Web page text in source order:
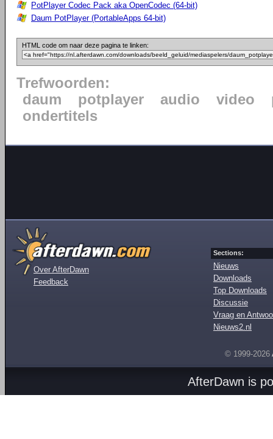
PotPlayer Codec Pack aka OpenCodec (64-bit)
Daum PotPlayer (PortableApps 64-bit)
HTML code om naar deze pagina te linken:
Trefwoorden:
daum
potplayer audio video
ondertitels
Over AfterDawn
Feedback
Sections:
Nieuws
Downloads
Top Downloads
Discussie
Vraag en
Nieuws2.nl
© 1999-2026
AfterDawn is